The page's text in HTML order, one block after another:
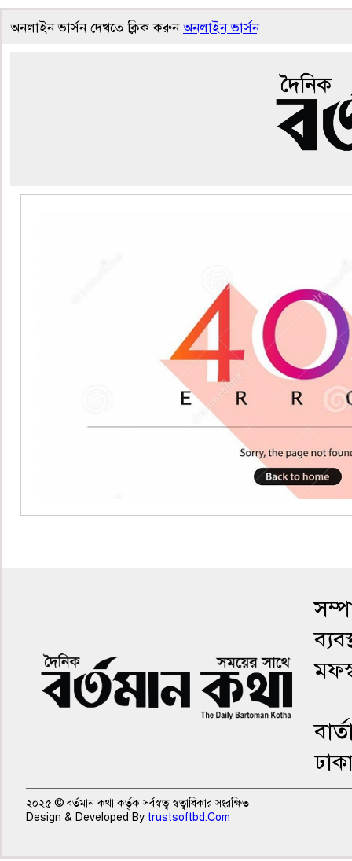
অনলাইন ভার্সন দেখতে ক্লিক করুনঅনলাইন ভার্সন
২০২৫ © বর্তমান কথা কর্তৃক সর্বস্বত্ব স্বত্বাধিকার সংরক্ষিত
Design & Developed By trustsoftbd.Com